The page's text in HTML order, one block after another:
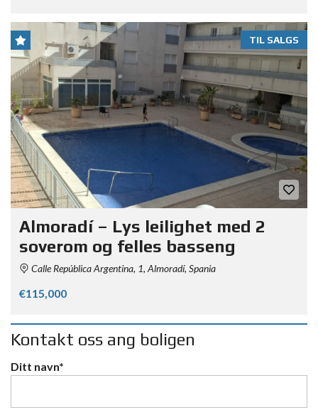
TIL SALGS
Almoradí – Lys leilighet med 2
soverom og felles basseng
Calle República Argentina, 1, Almoradí, Spania
€115,000
Kontakt oss ang boligen
Ditt navn*